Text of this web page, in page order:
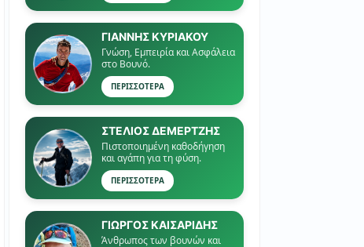
ΓΙΑΝΝΗΣ ΚΥΡΙΑΚΟΥ
Γνώση, Εμπειρία και Ασφάλεια
στο Βουνό.
ΠΕΡΙΣΣΟΤΕΡΑ
ΣΤΕΛΙΟΣ ΔΕΜΕΡΤΖΗΣ
Πιστοποιημένη καθοδήγηση
και αγάπη για τη φύση.
ΠΕΡΙΣΣΟΤΕΡΑ
ΓΙΏΡΓΟΣ ΚΑΙΣΑΡΙΔΗΣ
Άνθρωπος των βουνών και